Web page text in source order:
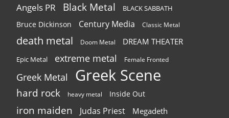
Angels PR Black Metal BLACK SABBATH
Bruce Dickinson Century Media Classic Metal
death metal Doom Metal DREAM THEATER
Epic Metal extreme metal Female Fronted
Greek Metal Greek Scene
hard rock heavy metal Inside Out
iron maiden Judas Priest Megadeth